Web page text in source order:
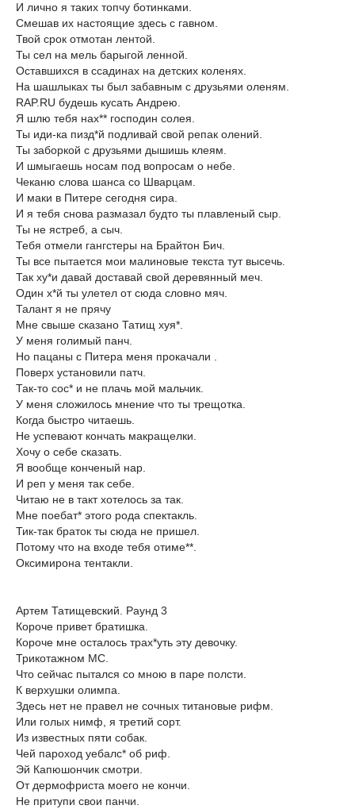
И лично я таких топчу ботинками.
Смешав их настоящие здесь с гавном.
Твой срок отмотан лентой.
Ты сел на мель барыгой ленной.
Оставшихся в ссадинах на детских коленях.
На шашлыках ты был забавным с друзьями оленям.
RAP.RU будешь кусать Андрею.
Я шлю тебя нах** господин солея.
Ты иди-ка пизд*й подливай свой репак олений.
Ты заборкой с друзьями дышишь клеям.
И шмыгаешь носам под вопросам о небе.
Чеканю слова шанса со Шварцам.
И маки в Питере сегодня сира.
И я тебя снова размазал будто ты плавленый сыр.
Ты не ястреб, а сыч.
Тебя отмели гангстеры на Брайтон Бич.
Ты все пытается мои малиновые текста тут высечь.
Так ху*и давай доставай свой деревянный меч.
Один х*й ты улетел от сюда словно мяч.
Талант я не прячу
Мне свыше сказано Татищ хуя*.
У меня голимый панч.
Но пацаны с Питера меня прокачали .
Поверх установили патч.
Так-то сос* и не плачь мой мальчик.
У меня сложилось мнение что ты трещотка.
Когда быстро читаешь.
Не успевают кончать макращелки.
Хочу о себе сказать.
Я вообще конченый нар.
И реп у меня так себе.
Читаю не в такт хотелось за так.
Мне поебат* этого рода спектакль.
Тик-так браток ты сюда не пришел.
Потому что на входе тебя отиме**.
Оксимирона тентакли.
Артем Татищевский. Раунд 3
Короче привет братишка.
Короче мне осталось трах*уть эту девочку.
Трикотажном MС.
Что сейчас пытался со мною в паре полсти.
К верхушки олимпа.
Здесь нет не правел не сочных титановые рифм.
Или голых нимф, я третий сорт.
Из известных пяти собак.
Чей пароход уебалс* об риф.
Эй Капюшончик смотри.
От дермофриста моего не кончи.
Не притупи свои панчи.